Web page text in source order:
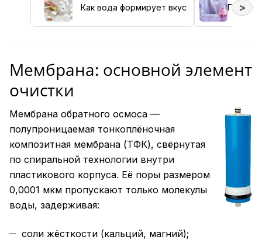
Как вода формирует вкус >
Мембрана: основной элемент
очистки
Мембрана обратного осмоса —
полупроницаемая тонкоплёночная
композитная мембрана (ТФК), свёрнутая
по спиральной технологии внутри
пластикового корпуса. Её поры размером
0,0001 мкм пропускают только молекулы
воды, задерживая:
соли жёсткости (кальций, магний);